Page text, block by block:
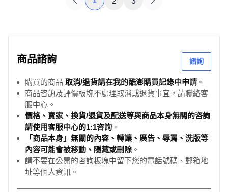
商品諮詢 諮詢
購買的商品 取消/退貨請在我的酷澎購買記錄中申請 。
商品咨詢及評價板塊不處理取消或退貨事宜，請聯絡客
服中心。
價格、賣家、換貨/退貨及配送等與商品本身無關的咨詢
請使用客服中心的1:1咨詢 。
「商品本身」無關的內容、轉讓、廣告、辱罵、洗版等
內容可能會被移動、隱藏或刪除。
請不要在公開的咨詢板塊中留下您的電話號碼、郵箱地
址等個人資訊。